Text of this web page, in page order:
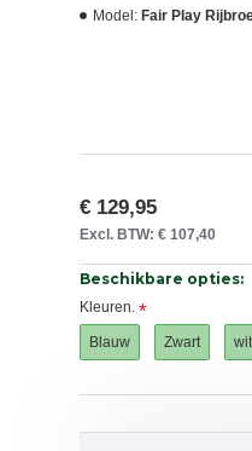
Model: Fair Play
€ 129,95
Excl. BTW: € 107,40
Beschikbare opties:
Kleuren.
Blauw Zwart wit